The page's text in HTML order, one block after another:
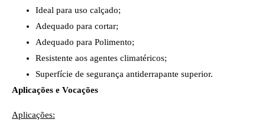
Ideal para uso calçado;
Adequado para cortar;
Adequado para Polimento;
Resistente aos agentes climatéricos;
Superfície de segurança antiderrapante superior.
Aplicações e Vocações
Aplicações: